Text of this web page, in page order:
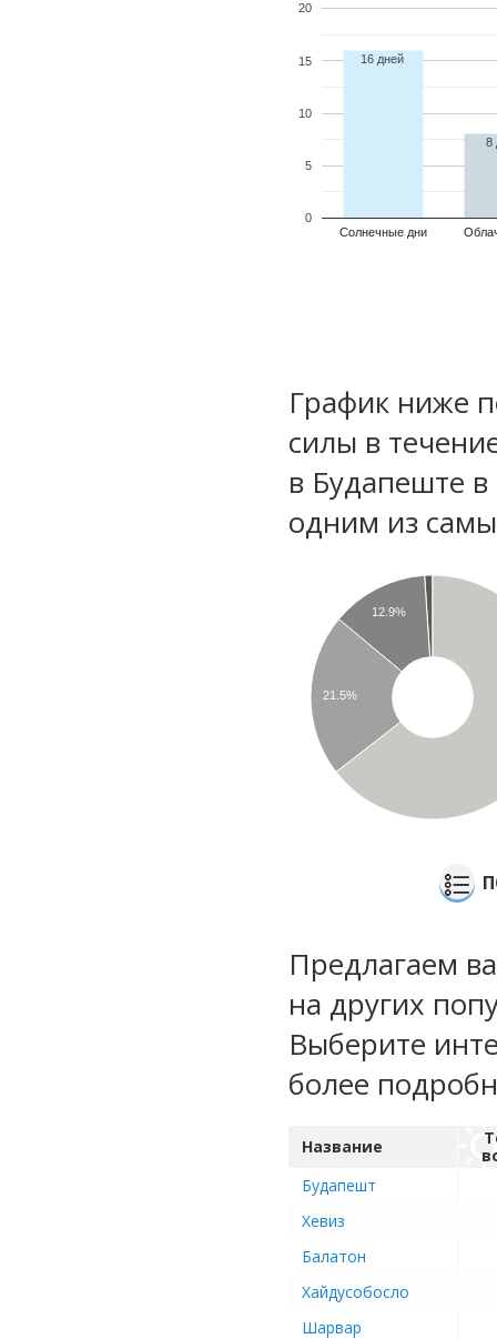
Солнечные дни
0
5
10
15
20
16 дней
8
График ниже
силы в
в Будапеште в
одним из
12.9%
21.5%
Предлагаем
на других
Выберите
более
Название
Будапешт
Хевиз
Балатон
Хайдусобосло
Шарвар